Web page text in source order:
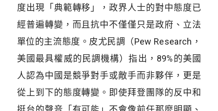
度出現「典範轉移」，政界人士的對中態度已
經普遍轉變，而且抗中不僅僅只是政府、立法
單位的主流態度。皮尤民調（Pew Research，
美國最具權威的民調機構）指出，89%的美國
人認為中國是競爭對手或敵手而非夥伴，更是
從上到下的態度轉變。即使拜登團隊的反中和